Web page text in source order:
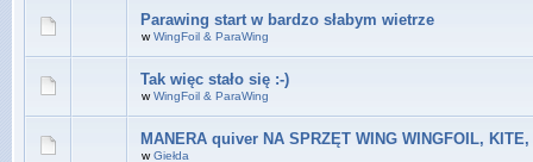
Parawing start w bardzo słabym wietrze
wWingFoil & ParaWing
Tak więc stało się :-)
wWingFoil & ParaWing
MANERA quiver NA SPRZĘT WING WINGFOIL, KITE,
wGiełda